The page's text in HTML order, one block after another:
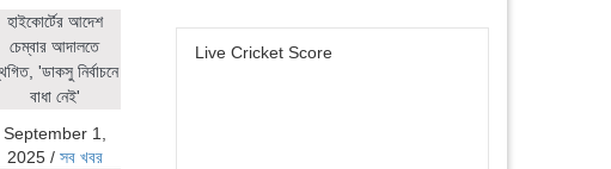
হাইকোর্টের আদেশ
চেম্বার আদালতে
'ডাকসু নির্বাচনে
বাধা নেই'
September 1,
2025/ সব খবর
Live Cricket Score